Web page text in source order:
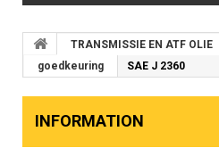
TRANSMISSIE EN ATF OLIE
goedkeuring
SAE J 2360
INFORMATION